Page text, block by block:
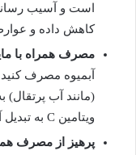
است و آسیب
کاهش داده و
مصرف همراه با
آبمیوه مصرف
(مانند آب
ویتامین C به تبدیل آهن به فرم قابل جذب تر کمک می کند.
پرهیز از مصرف